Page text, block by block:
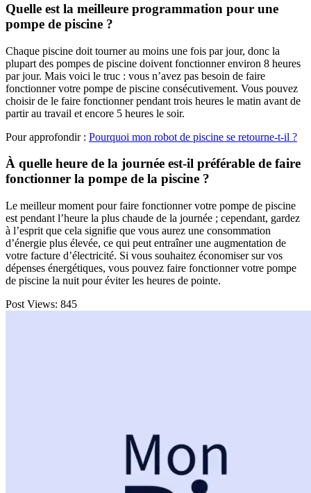
Quelle est la meilleure programmation pour une
pompe de piscine ?
Chaque piscine doit tourner au moins une fois par jour, donc la
plupart des pompes de piscine doivent fonctionner environ 8 heures
par jour. Mais voici le truc : vous n’avez pas besoin de faire
fonctionner votre pompe de piscine consécutivement. Vous pouvez
choisir de le faire fonctionner pendant trois heures le matin avant de
partir au travail et encore 5 heures le soir.
Pour approfondir : Pourquoi mon robot de piscine se retourne-t-il ?
À quelle heure de la journée est-il préférable de faire
fonctionner la pompe de la piscine ?
Le meilleur moment pour faire fonctionner votre pompe de piscine
est pendant l’heure la plus chaude de la journée ; cependant, gardez
à l’esprit que cela signifie que vous aurez une consommation
d’énergie plus élevée, ce qui peut entraîner une augmentation de
votre facture d’électricité. Si vous souhaitez économiser sur vos
dépenses énergétiques, vous pouvez faire fonctionner votre pompe
de piscine la nuit pour éviter les heures de pointe.
Post Views: 845